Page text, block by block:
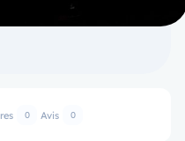
0 Avis 0